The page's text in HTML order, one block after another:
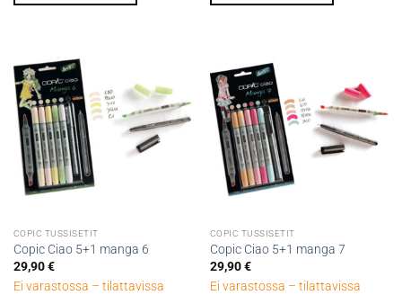
COPIC TUSSISETIT
Copic Ciao 5+1 manga 6
29,90€
Ei varastossa – tilattavissa
COPIC TUSSISETIT
Copic Ciao 5+1 manga 7
29,90€
Ei varastossa – tilattavissa